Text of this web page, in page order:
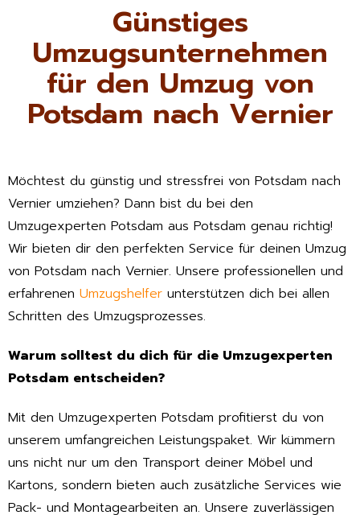
Günstiges
Umzugsunternehmen
für den Umzug von
Potsdam nach Vernier
Möchtest du günstig und stressfrei von Potsdam nach
Vernier umziehen? Dann bist du bei den
Umzugexperten Potsdam aus Potsdam genau richtig!
Wir bieten dir den perfekten Service für deinen Umzug
von Potsdam nach Vernier. Unsere professionellen und
erfahrenen Umzugshelfer unterstützen dich bei allen
Schritten des Umzugsprozesses.
Warum solltest du dich für die Umzugexperten
Potsdam entscheiden?
Mit den Umzugexperten Potsdam profitierst du von
unserem umfangreichen Leistungspaket. Wir kümmern
uns nicht nur um den Transport deiner Möbel und
Kartons, sondern bieten auch zusätzliche Services wie
Pack- und Montagearbeiten an. Unsere zuverlässigen